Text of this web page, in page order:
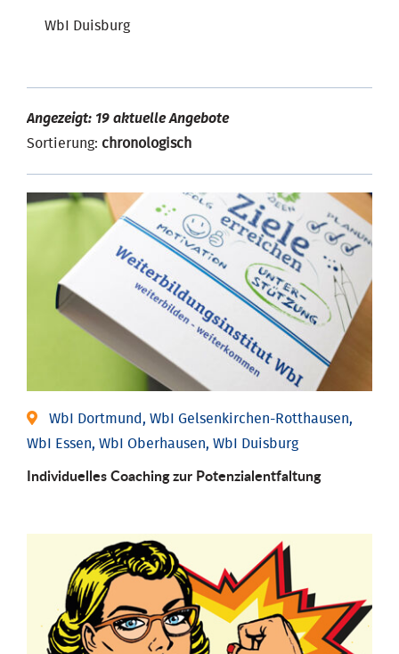
WbI Duisburg
Angezeigt: 19 aktuelle Angebote
Sortierung: chronologisch
WbI Dortmund, WbI Gelsenkirchen-Rotthausen,
WbI Essen, WbI Oberhausen, WbI Duisburg
Individuelles Coaching zur Potenzialentfaltung